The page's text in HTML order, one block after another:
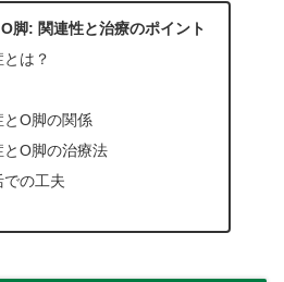
脚: 関連性と治療のポイント
は？
O脚の関係
O脚の治療法
の工夫